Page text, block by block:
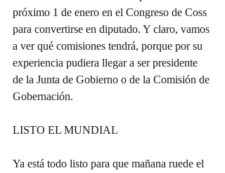
próximo 1 de enero en el Congreso de Coss
para convertirse en diputado. Y claro, vamos
a ver qué comisiones tendrá, porque por su
experiencia pudiera llegar a ser presidente
de la Junta de Gobierno o de la Comisión de
Gobernación.
LISTO EL MUNDIAL
Ya está todo listo para que mañana ruede el